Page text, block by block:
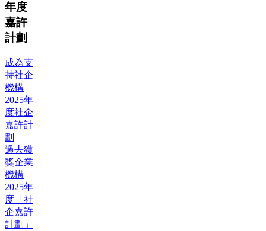
年度
嘉許
計劃
成為支
持社企
機構
2025年
度社企
嘉許計
劃
過去獲
獎企業
機構
2025年
度「社
企嘉許
計劃」